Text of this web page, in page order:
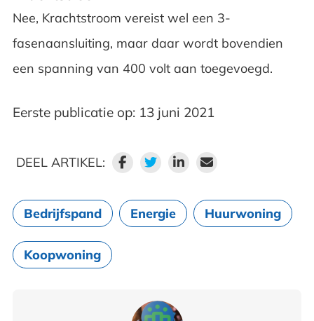
Nee, Krachtstroom vereist wel een 3-
fasenaansluiting, maar daar wordt bovendien
een spanning van 400 volt aan toegevoegd.
Eerste publicatie op: 13 juni 2021
DEEL ARTIKEL:
Bedrijfspand Energie Huurwoning
Koopwoning